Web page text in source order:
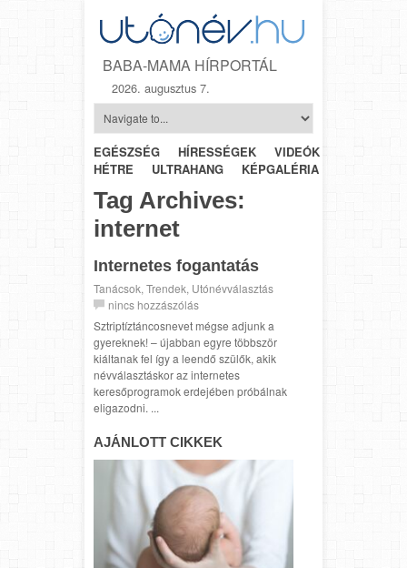
BABA-MAMA HÍRPORTÁL
2026. augusztus 7.
EGÉSZSÉG HÍRESSÉGEK VIDEÓK
HÉTRŐL-
HÉTRE
ULTRAHANG KÉPGALÉRIA
Tag Archives:
internet
Internetes fogantatás
Tanácsok, Trendek, Utónévválasztás
nincs hozzászólás
Sztriptíztáncosnevet mégse adjunk a
gyereknek! – újabban egyre többször
kiáltanak fel így a leendő szülők, akik
névválasztáskor az internetes
keresőprogramok erdejében próbálnak
eligazodni. ...
AJÁNLOTT CIKKEK